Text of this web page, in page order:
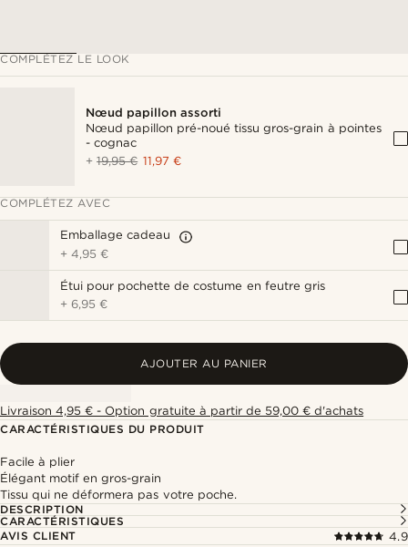
COMPLÉTEZ LE LOOK
Nœud papillon assorti
Nœud papillon pré-noué tissu gros-grain à pointes
- cognac
+19,95 € 11,97 €
COMPLÉTEZ AVEC
Emballage cadeau
+4,95 €
Étui pour pochette de costume en feutre gris
+6,95 €
AJOUTER AU PANIER
Livraison 4,95 € - Option gratuite à partir de 59,00 € d'achats
CARACTÉRISTIQUES DU PRODUIT
Facile à plier
Élégant motif en gros-grain
Tissu qui ne déformera pas votre poche.
DESCRIPTION
CARACTÉRISTIQUES
AVIS CLIENT
4.9